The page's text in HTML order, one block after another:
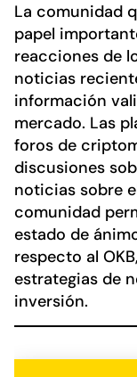
La comunidad
papel
reacciones de
noticias
información
mercado. Las
foros de
discusiones
noticias sobre
comunidad
estado de
respecto al
estrategias de
inversión.